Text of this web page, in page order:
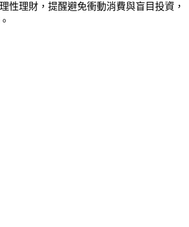
性理財，提醒避免衝動消費與盲目投資，